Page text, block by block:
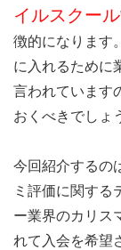
イルスクール
徴的になります
に入れるために
言われています
おくべきでしょ
今回紹介するの
ミ評価に関する
ー業界のカリス
れて入会を希望